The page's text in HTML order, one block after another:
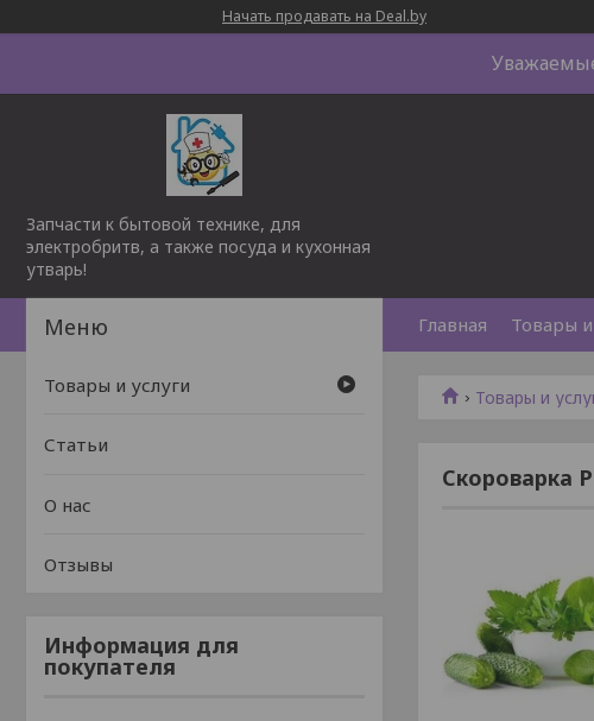
Начать продавать на Deal.by
Запчасти к бытовой технике, для
электробритв, а также посуда и кухонная
утварь!
Главная Товары
Товары и
Скороварка
Товары и услуги
Статьи
О нас
Отзывы
Информация для
покупателя